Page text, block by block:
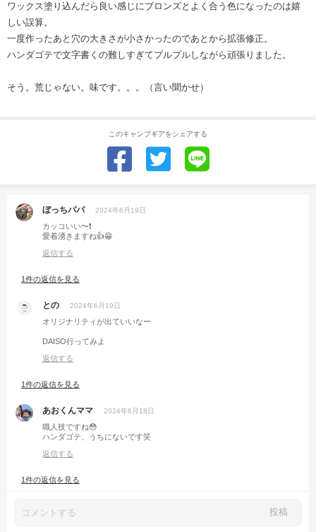
ワックス塗り込んだら良い感じにブロンズとよく合う色になったのは嬉
しい誤算。
一度作ったあと穴の大きさが小さかったのであとから拡張修正。
ハンダゴテで文字書くの難しすぎてプルプルしながら頑張りました。
そう。荒じゃない。味です。。。（言い聞かせ）
このキャンプギアをシェアする
ぼっちパパ 2024年6月19日
カッコいい〜❗️
愛着湧きますね👍😁
返信する
1件の返信を見る
との 2024年6月19日
オリジナリティが出ていいなー
DAISO行ってみよ
返信する
1件の返信を見る
あおくんママ 2024年6月18日
職人技ですね😳
ハンダゴテ、うちにないです笑
返信する
1件の返信を見る
投稿